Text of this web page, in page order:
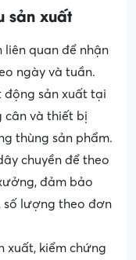
sản xuất
liên quan để nhận
ngày và tuần.
sản xuất tại
cân và thiết bị
thùng sản phẩm.
chuyền để theo
đảm bảo
số lượng theo đơn
xuất, kiểm chứng